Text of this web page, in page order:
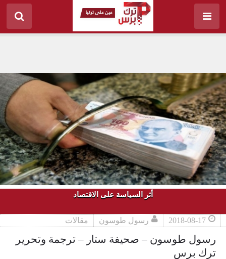
أثر السياسة على الاقتصاد
2018-08-17 رسول طوسون مقالات
رسول طوسون – صحيفة ستار – ترجمة وتحرير
ترك برس